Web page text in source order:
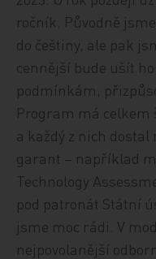
ročník. Původně
do češtiny, ale pak
cennější bude ušít
podmínkám,
Program má
a každý z nich
garant – například
Technology
pod patronát Státní
jsme moc rádi. V
nejpovolanější